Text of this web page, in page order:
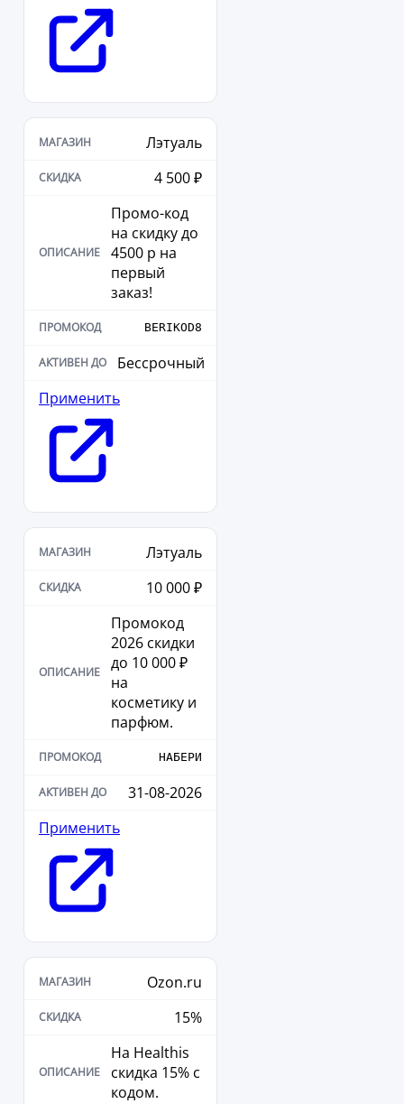
Лэтуаль
4 500 ₽
Промо-код
на скидку до
4500 р на
первый
заказ!
BERIKOD8
Бессрочный
Применить
Лэтуаль
10 000 ₽
Промокод
2026 скидки
до 10 000 ₽
на
косметику и
парфюм.
НАБЕРИ
31-08-2026
Применить
Ozon.ru
15%
На Healthis
скидка 15% с
кодом.